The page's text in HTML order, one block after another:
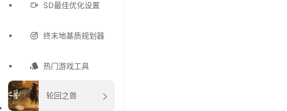
SD最佳优化设置
终末地基质规划器
热门游戏工具
轮回之兽